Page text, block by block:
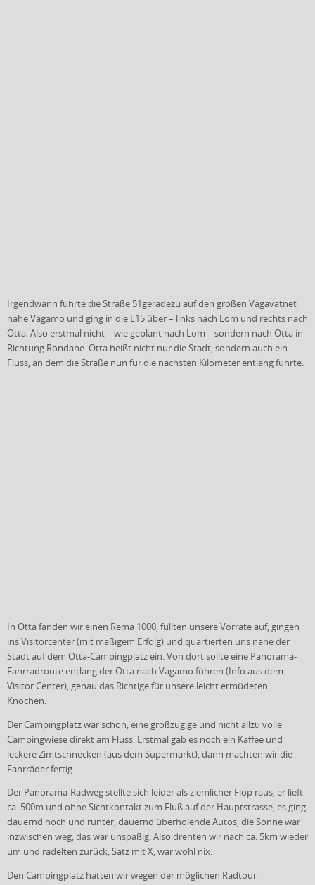
Irgendwann führte die Straße 51geradezu auf den großen Vagavatnet
nahe Vagamo und ging in die E15 über – links nach Lom und rechts nach
Otta. Also erstmal nicht – wie geplant nach Lom – sondern nach Otta in
Richtung Rondane. Otta heißt nicht nur die Stadt, sondern auch ein
Fluss, an dem die Straße nun für die nächsten Kilometer entlang führte.
In Otta fanden wir einen Rema 1000, füllten unsere Vorräte auf, gingen
ins Visitorcenter (mit mäßigem Erfolg) und quartierten uns nahe der
Stadt auf dem Otta-Campingplatz ein. Von dort sollte eine Panorama-
Fahrradroute entlang der Otta nach Vagamo führen (Info aus dem
Visitor Center), genau das Richtige für unsere leicht ermüdeten
Knochen.
Der Campingplatz war schön, eine großzügige und nicht allzu volle
Campingwiese direkt am Fluss. Erstmal gab es noch ein Kaffee und
leckere Zimtschnecken (aus dem Supermarkt), dann machten wir die
Fahrräder fertig.
Der Panorama-Radweg stellte sich leider als ziemlicher Flop raus, er lieft
ca. 500m und ohne Sichtkontakt zum Fluß auf der Hauptstrasse, es ging
dauernd hoch und runter, dauernd überholende Autos, die Sonne war
inzwischen weg, das war unspaßig. Also drehten wir nach ca. 5km wieder
um und radelten zurück, Satz mit X, war wohl nix.
Den Campingplatz hatten wir wegen der möglichen Radtour